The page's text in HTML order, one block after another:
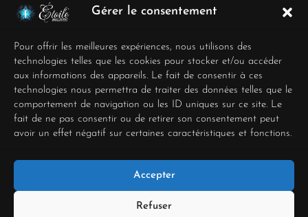
Gérer le consentement
Pour offrir les meilleures expériences, nous utilisons des
technologies telles que les cookies pour stocker et/ou accéder
aux informations des appareils. Le fait de consentir à ces
technologies nous permettra de traiter des données telles que le
comportement de navigation ou les ID uniques sur ce site. Le
fait de ne pas consentir ou de retirer son consentement peut
avoir un effet négatif sur certaines caractéristiques et fonctions.
Accepter
Refuser
FAQ
Mentions Légales
Conditions générales de
vente
Déclaration de
confidentialité